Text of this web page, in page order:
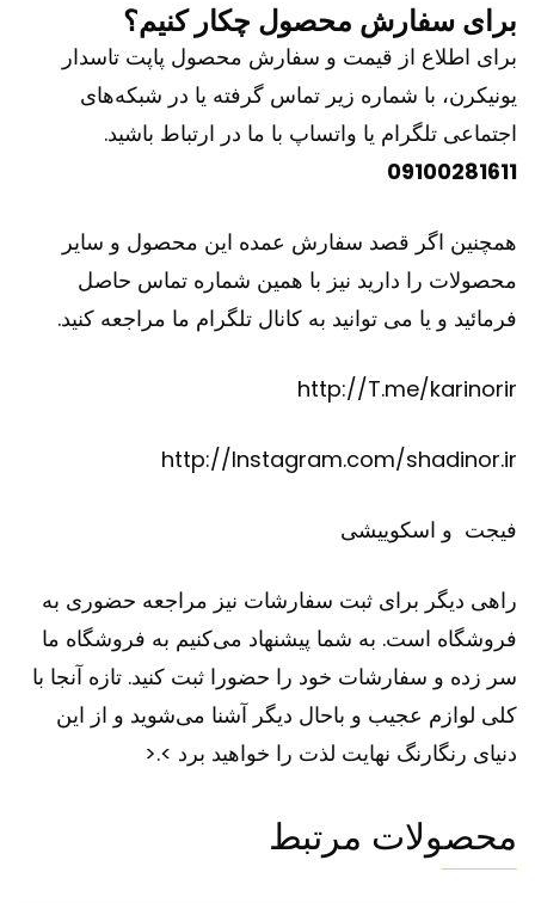
برای سفارش محصول چکار کنیم؟
برای اطلاع از قیمت و سفارش محصول پاپت تاسدار
یونیکرن، با شماره زیر تماس گرفته یا در شبکه‌های
اجتماعی تلگرام یا واتساپ با ما در ارتباط باشید.
09100281611
همچنین اگر قصد سفارش عمده این محصول و سایر
محصولات را دارید نیز با همین شماره تماس حاصل
فرمائید و یا می توانید به کانال تلگرام ما مراجعه کنید.
http://T.me/karinorir
http://Instagram.com/shadinor.ir
فیجت و اسکوییشی
راهی دیگر برای ثبت سفارشات نیز مراجعه حضوری به
فروشگاه است. به شما پیشنهاد می‌کنیم به فروشگاه ما
سر زده و سفارشات خود را حضورا ثبت کنید. تازه آنجا با
کلی لوازم عجیب و باحال دیگر آشنا می‌شوید و از این
دنیای رنگارنگ نهایت لذت را خواهید برد >.<
محصولات مرتبط